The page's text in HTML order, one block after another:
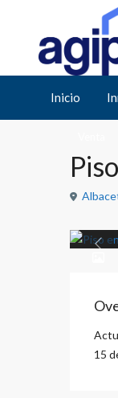
InicioInicio
15